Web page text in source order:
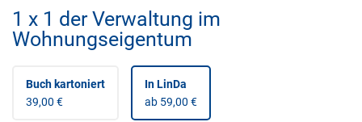
1 x 1 der Verwaltung im
Wohnungseigentum
Buch kartoniert
39,00 €
In LinDa
ab 59,00 €